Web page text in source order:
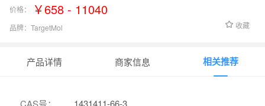
价格： ￥658 - 11040
品牌： TargetMol 收藏
产品详情 商家信息 相关推荐
CAS号：
1431411-66-3